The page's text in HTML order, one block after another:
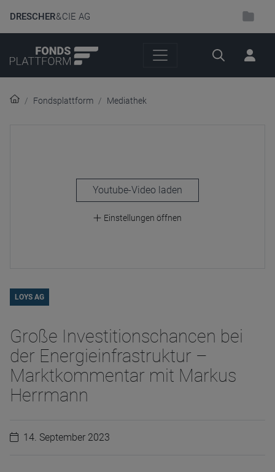
DRESCHER& CIE AG
Suche
Fondsplattform Mediathek
laden
Einstellungen öffnen
LOYS AG
Große Investitionschancen bei
der Energieinfrastruktur –
Marktkommentar mit Markus
Herrmann
14. September 2023